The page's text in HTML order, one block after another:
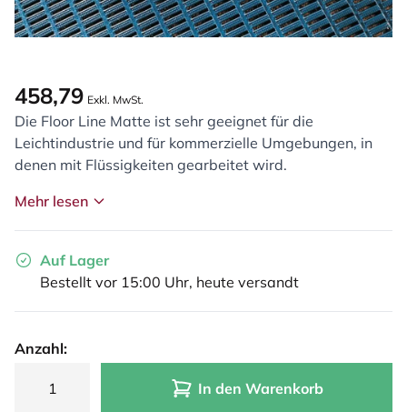
458,79 Exkl. MwSt.
Die Floor Line Matte ist sehr geeignet für die
Leichtindustrie und für kommerzielle Umgebungen, in
denen mit Flüssigkeiten gearbeitet wird.
Mehr lesen
Auf Lager
Bestellt vor 15:00 Uhr, heute versandt
Anzahl:
In den Warenkorb